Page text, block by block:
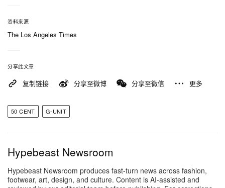
一个在此规划未来的理由。」如他过去所言，最终目
标是让「所有道路都通往 Shreveport」，在当地留下
承。
可以参考上方释出的场馆设计模拟图。
资料来源
The Los Angeles Times
分享此文章
复制链接 分享至微博 分享至微信 更多
50 CENT G-UNIT
Hypebeast Newsroom
Hypebeast Newsroom produces fast-turn news across fashion,
footwear, art, design, and culture. Content is AI-assisted and